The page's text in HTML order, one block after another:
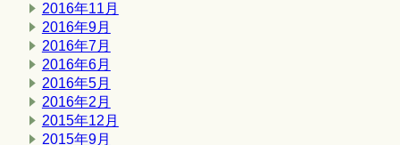
2016年11月
2016年9月
2016年7月
2016年6月
2016年5月
2016年2月
2015年12月
2015年9月